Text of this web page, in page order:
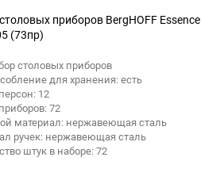
30
150
приборов BergHOFF Essence
(73пр)
столовых приборов
для хранения: есть
12
72
материал: нержавеющая сталь
ручек: нержавеющая сталь
штук в наборе: 72